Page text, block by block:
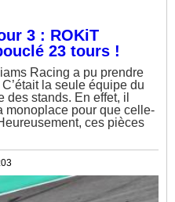
3 : ROKiT
23 tours !
Racing a pu prendre
la seule équipe du
des stands. En effet, il
monoplace pour que celle-
ces pièces